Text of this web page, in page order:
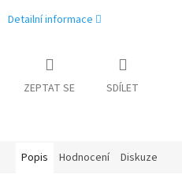
Detailní informace
ZEPTAT SE SDÍLET
Popis Hodnocení Diskuze